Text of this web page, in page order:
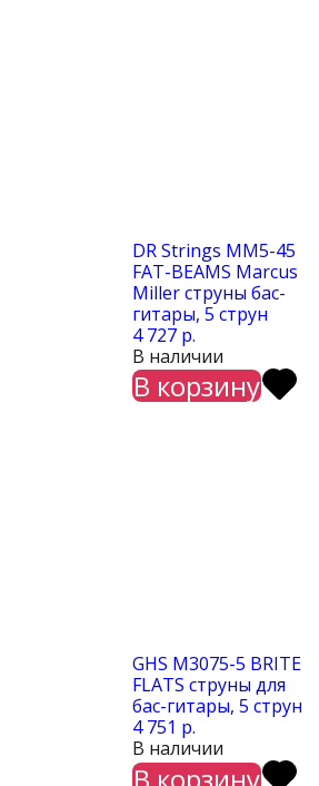
DR Strings MM5-45
FAT-BEAMS Marcus
Miller cтруны бас-
гитары, 5 струн
4 727 р.
В наличии
В корзину
GHS M3075-5 BRITE
FLATS струны для
бас-гитары, 5 струн
4 751 р.
В наличии
В корзину